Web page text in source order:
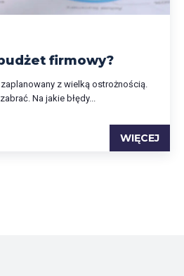
firmowy?
z wielką ostrożnością.
Na jakie błędy...
WIĘCEJ